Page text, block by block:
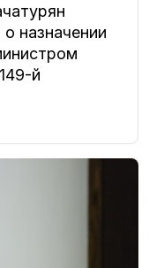
назначении
й